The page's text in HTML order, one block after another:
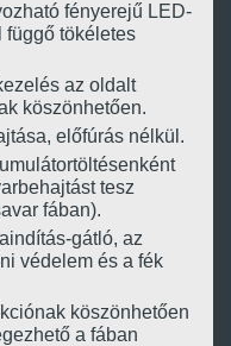
fényerejű LED-
függő tökéletes
az oldalt
köszönhetően.
előfúrás nélkül.
tesz
fában).
gátló, az
védelem és a fék
köszönhetően
a fában